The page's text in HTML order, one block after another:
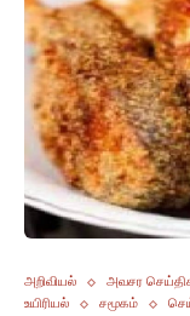
அறிவியல் அவசர
உயிரியல்
சமூகம்